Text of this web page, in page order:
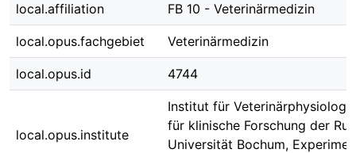
local.affiliation FB 10 - Veterinärmedizin
local.opus.fachgebiet Veterinärmedizin
local.opus.id 4744
local.opus.institute
Institut für
für klinische Forschung der
Universität Bochum,